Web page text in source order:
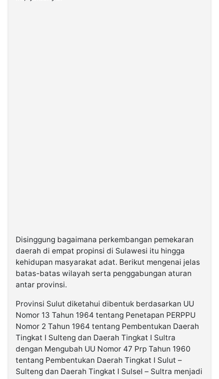
Disinggung bagaimana perkembangan pemekaran
daerah di empat propinsi di Sulawesi itu hingga
kehidupan masyarakat adat. Berikut mengenai jelas
batas-batas wilayah serta penggabungan aturan
antar provinsi.
Provinsi Sulut diketahui dibentuk berdasarkan UU
Nomor 13 Tahun 1964 tentang Penetapan PERPPU
Nomor 2 Tahun 1964 tentang Pembentukan Daerah
Tingkat I Sulteng dan Daerah Tingkat I Sultra
dengan Mengubah UU Nomor 47 Prp Tahun 1960
tentang Pembentukan Daerah Tingkat I Sulut –
Sulteng dan Daerah Tingkat I Sulsel – Sultra menjadi